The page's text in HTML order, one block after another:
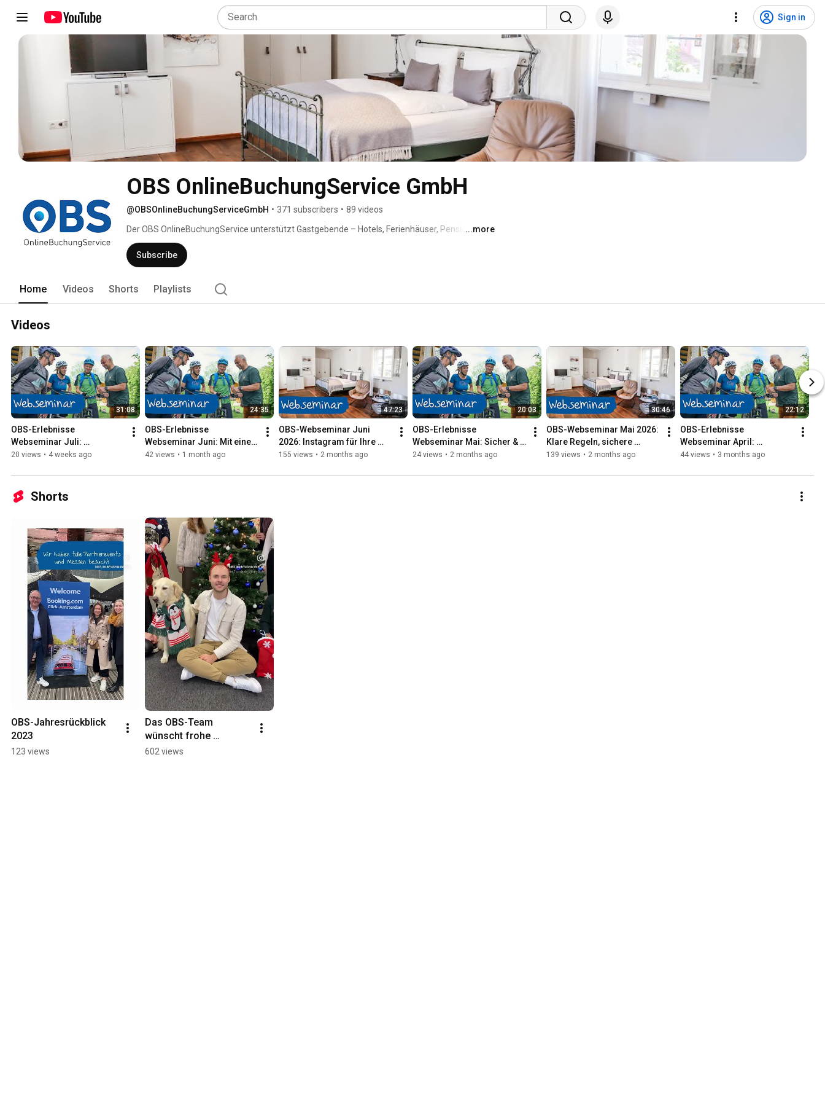
Sign in
OBS OnlineBuchungService GmbH
@OBSOnlineBuchungServiceGmbH • 371 subscribers • 89 videos
Der OBS OnlineBuchungService unterstützt Gastgebende – Hotels, Ferienhäuser, Pensionen
sowie Erlebnisanbieter – bei der Digitalisierung und Onlinebuchbarkeit ihres touristischen
Angebots. Dabei umfasst der Service den Vertrieb über die wichtigsten Online-
Buchungsportale weltweit bei Unterstützung durch persönliche Ansprechpartner:innen.
...more
Subscribe
Home Videos Shorts Playlists
Videos
31:08
OBS-Erlebnisse
Webseminar Juli:
Vermarktung Ihrer
20 views • 4 weeks ago
24:35
OBS-Erlebnisse
Webseminar Juni: Mit einem
Klick zur Buchung -
Webseite
42 views • 1 month ago
47:23
OBS-Webseminar Juni
2026: Instagram für Ihre
Unterkunft – Lohnt sich das
155 views • 2 months ago
20:03
OBS-Erlebnisse
Webseminar Mai: Sicher &
einfach – Vertrauen
Onlinezahlung Ihrer Gäste
24 views • 2 months ago
30:46
OBS-Webseminar Mai 2026:
Klare Regeln, sichere
Buchungen
139 views • 2 months ago
22:12
OBS-Erlebnisse
Webseminar April:
Erlebnisse hervorheben –
sofort wirken
44 views • 3 months ago
Shorts
OBS-Jahresrückblick
2023
123 views
Das OBS-Team
wünscht frohe
Weihnachten!
602 views